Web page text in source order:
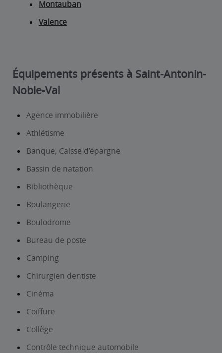
Montauban
Valence
Équipements présents à Saint-Antonin-
Noble-Val
Agence immobilière
Athlétisme
Banque, Caisse d’épargne
Bassin de natation
Bibliothèque
Boulangerie
Boulodrome
Bureau de poste
Camping
Chirurgien dentiste
Cinéma
Coiffure
Collège
Contrôle technique automobile